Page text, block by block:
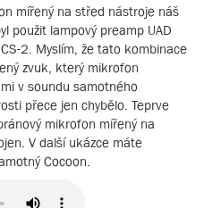
mířený na střed nástroje náš
použit lampový preamp UAD
2. Myslím, že tato kombinace
zvuk, který mikrofon
v soundu samotného
přece jen chybělo. Teprve
mikrofon mířený na
V další ukázce máte
Cocoon.